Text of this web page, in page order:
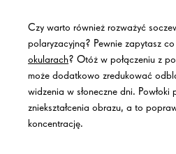
Czy warto również rozważyć
polaryzacyjną? Pewnie zapytasz
okularach? Otóż w połączeniu z
może dodatkowo zredukować
widzenia w słoneczne dni. Powłoki
zniekształcenia obrazu, a to
koncentrację.